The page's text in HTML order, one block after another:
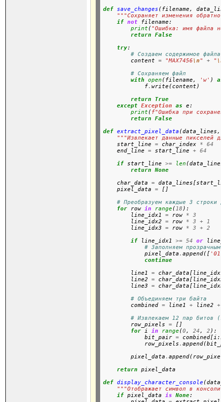
def save_changes (filename,
"""Сохраняет изменения
if not filename:
print ("Ошибка: имя файла
return
False
try:
# Создаем содержимое файла
        content
= "MAX7456\n" + "
# Сохраняем файл
with
open (filename, 'w' )
            f
.write(content)
return
True
except Exception as
e:
print (f"Ошибка при
return
False
def extract_pixel_data
"""Извлекает данные пикселей
start_line = char_index *
64
    end_line
= start_line +
64
if start_line >= len
return
None
    char_data
=
    pixel_data
=
[]
# Преобразуем каждые 3 строки
for row in range (18):
        line_idx1
= row *
3
        line_idx2
= row * 3 +
1
        line_idx3
= row * 3 +
2
if line_idx1 >= 54 or
# Заполняем
            pixel_data
.append([
continue
        line1
=
        line2
=
        line3
=
# Объединяем три байта
        combined
= line1 + line2 +
# Извлекаем 12 пар битов
        row_pixels
=
[]
for i in range (0, 24, 2):
            bit_pair
=
            row_pixels
.
        pixel_data
.
return
pixel_data
def display_character_console
"""Отображает символ в
if pixel_data is None: